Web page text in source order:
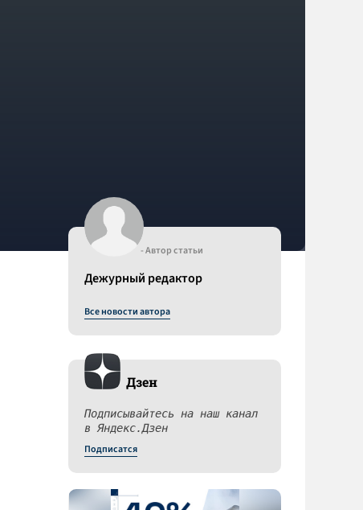
- Автор статьи
Дежурный редактор
Все новости автора
Дзен
Подписывайтесь на наш канал
в Яндекс.Дзен
Подписатся